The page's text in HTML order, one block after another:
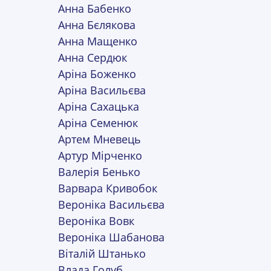
Анна Бабенко
Анна Бєлякова
Анна Мащенко
Анна Сердюк
Аріна Боженко
Аріна Васильєва
Аріна Сахацька
Аріна Семенюк
Артем Мневець
Артур Мірченко
Валерія Бенько
Варвара Кривобок
Вероніка Васильєва
Вероніка Вовк
Вероніка Шабанова
Віталій Штанько